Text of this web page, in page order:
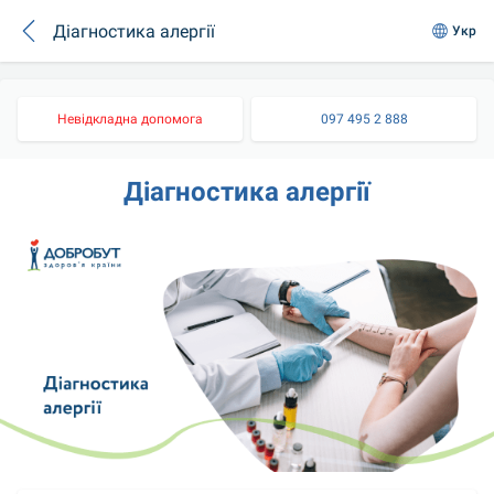
Діагностика алергії Укр
Невідкладна допомога 097 495 2 888
Діагностика алергії